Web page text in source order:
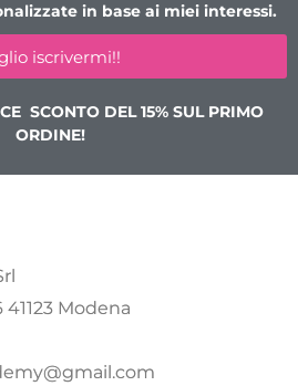
in base ai miei interessi.
iscrivermi!!
SCONTO DEL 15% SUL PRIMO
ORDINE!
41123 Modena